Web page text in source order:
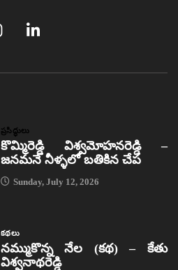
ప్రసిద్ధులు
కొమ్మిరెడ్డి విశ్వమోహనరెడ్డి –
జనమనే నీళ్ళలో బతికిన చేప
Sunday, July 12, 2026
కథలు
నమ్ముకొన్న నేల (కథ) – కేతు
విశ్వనాథరెడ్డి